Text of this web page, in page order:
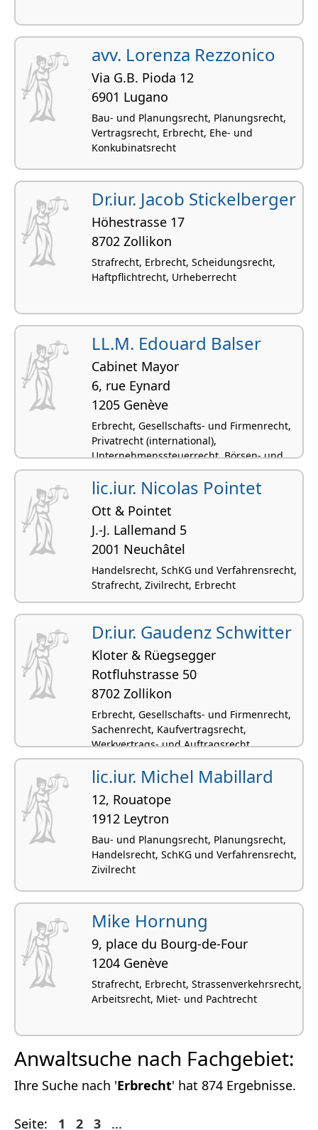
avv. Lorenza Rezzonico
Via G.B. Pioda 12
6901 Lugano
Bau- und Planungsrecht, Planungsrecht,
Vertragsrecht, Erbrecht, Ehe- und
Konkubinatsrecht
Dr.iur. Jacob Stickelberger
Höhestrasse 17
8702 Zollikon
Strafrecht, Erbrecht, Scheidungsrecht,
Haftpflichtrecht, Urheberrecht
LL.M. Edouard Balser
Cabinet Mayor
6, rue Eynard
1205 Genève
Erbrecht, Gesellschafts- und Firmenrecht,
Privatrecht (international),
Unternehmenssteuerrecht, Börsen- und
Kapitalmarktrecht
lic.iur. Nicolas Pointet
Ott & Pointet
J.-J. Lallemand 5
2001 Neuchâtel
Handelsrecht, SchKG und Verfahrensrecht,
Strafrecht, Zivilrecht, Erbrecht
Dr.iur. Gaudenz Schwitter
Kloter & Rüegsegger
Rotfluhstrasse 50
8702 Zollikon
Erbrecht, Gesellschafts- und Firmenrecht,
Sachenrecht, Kaufvertragsrecht,
Werkvertrags- und Auftragsrecht
lic.iur. Michel Mabillard
12, Rouatope
1912 Leytron
Bau- und Planungsrecht, Planungsrecht,
Handelsrecht, SchKG und Verfahrensrecht,
Zivilrecht
Mike Hornung
9, place du Bourg-de-Four
1204 Genève
Strafrecht, Erbrecht, Strassenverkehrsrecht,
Arbeitsrecht, Miet- und Pachtrecht
Anwaltsuche nach Fachgebiet:
Ihre Suche nach 'Erbrecht' hat 874 Ergebnisse.
Seite: 1 2 3 ...